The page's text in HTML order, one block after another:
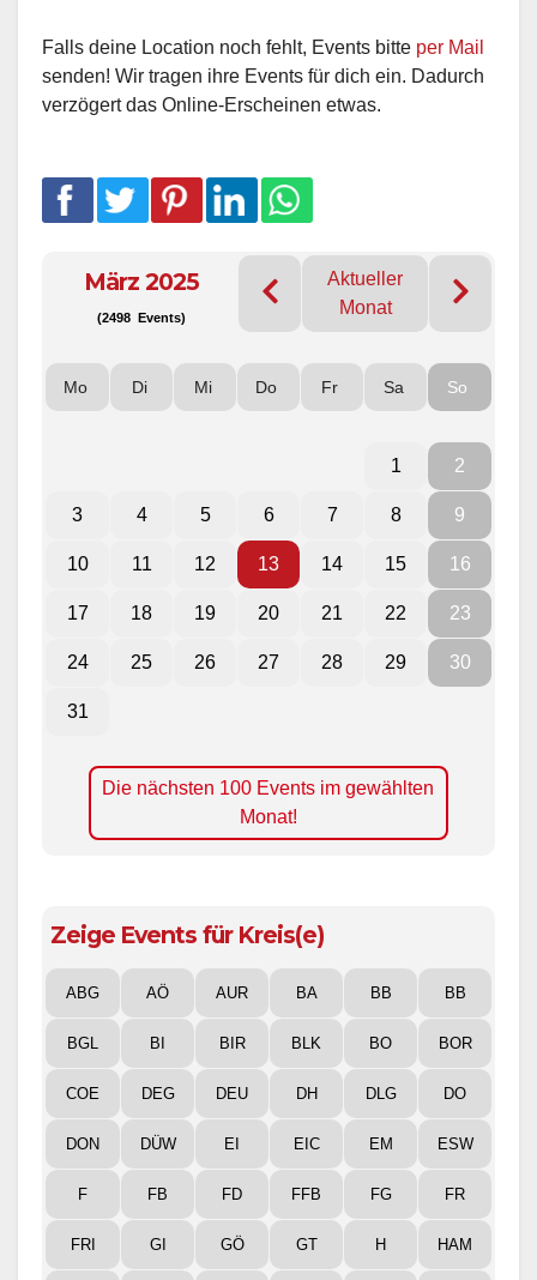
Falls deine Location noch fehlt, Events bitte per Mail
senden! Wir tragen ihre Events für dich ein. Dadurch
verzögert das Online-Erscheinen etwas.
März 2025
(2498 Events)
Aktueller
Monat
Mo Di Mi Do Fr Sa So
1 2
3 4 5 6 7 8 9
10 11 12 13 14 15 16
17 18 19 20 21 22 23
24 25 26 27 28 29 30
31
Die nächsten 100 Events im gewählten
Monat!
Zeige Events für Kreis(e)
ABG AÖ AUR BA BB BB
BGL BI BIR BLK BO BOR
COE DEG DEU DH DLG DO
DON DÜW EI EIC EM ESW
F FB FD FFB FG FR
FRI GI GÖ GT H HAM